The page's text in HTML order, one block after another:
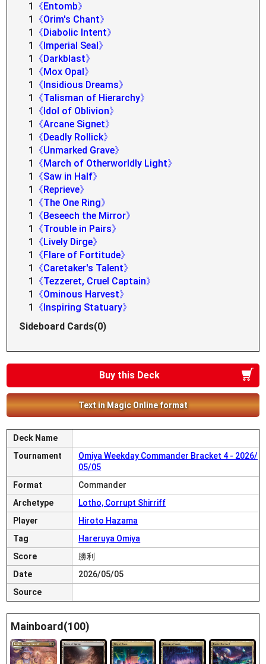
1
《Entomb》
1
《Orim's Chant》
1
《Diabolic Intent》
1
《Imperial Seal》
1
《Darkblast》
1
《Mox Opal》
1
《Insidious Dreams》
1
《Talisman of Hierarchy》
1
《Idol of Oblivion》
1
《Arcane Signet》
1
《Deadly Rollick》
1
《Unmarked Grave》
1
《March of Otherworldly Light》
1
《Saw in Half》
1
《Reprieve》
1
《The One Ring》
1
《Beseech the Mirror》
1
《Trouble in Pairs》
1
《Lively Dirge》
1
《Flare of Fortitude》
1
《Caretaker's Talent》
1
《Tezzeret, Cruel Captain》
1
《Ominous Harvest》
1
《Inspiring Statuary》
Sideboard Cards(0)
Buy this Deck
Text in Magic Online format
Deck Name
Tournament
Omiya Weekday Commander Bracket 4 - 2026/
05/05
Format
Commander
Archetype
Lotho, Corrupt Shirriff
Player
Hiroto Hazama
Tag
Hareruya Omiya
Score
勝利
Date
2026/05/05
Source
Mainboard(100)